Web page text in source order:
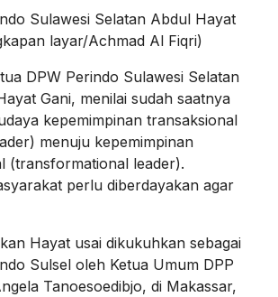
Sulawesi Selatan Abdul Hayat
layar/Achmad Al Fiqri)
DPW Perindo Sulawesi Selatan
Gani, menilai sudah saatnya
kepemimpinan transaksional
menuju kepemimpinan
(transformational leader).
perlu diberdayakan agar
Hayat usai dikukuhkan sebagai
Sulsel oleh Ketua Umum DPP
Tanoesoedibjo, di Makassar,